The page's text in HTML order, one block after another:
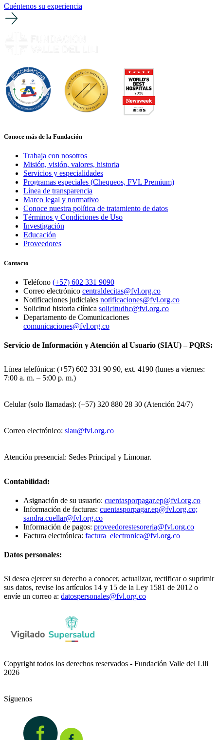
Cuéntenos su experiencia
Conoce más de la Fundación
Trabaja con nosotros
Misión, visión, valores, historia
Servicios y especialidades
Programas especiales (Chequeos, FVL Premium)
Línea de transparencia
Marco legal y normativo
Conoce nuestra política de tratamiento de datos
Términos y Condiciones de Uso
Investigación
Educación
Proveedores
Contacto
Teléfono (+57) 602 331 9090
Correo electrónico centraldecitas@fvl.org.co
Notificaciones judiciales notificaciones@fvl.org.co
Solicitud historia clínica solicitudhc@fvl.org.co
Departamento de Comunicaciones
comunicaciones@fvl.org.co
Servicio de Información y Atención al Usuario (SIAU) – PQRS:
Línea telefónica: (+57) 602 331 90 90, ext. 4190 (lunes a viernes:
7:00 a. m. – 5:00 p. m.)
Celular (solo llamadas): (+57) 320 880 28 30 (Atención 24/7)
Correo electrónico: siau@fvl.org.co
Atención presencial: Sedes Principal y Limonar.
Contabilidad:
Asignación de su usuario: cuentasporpagar.ep@fvl.org.co
Información de facturas: cuentasporpagar.ep@fvl.org.co;
sandra.cuellar@fvl.org.co
Información de pagos: proveedorestesoreria@fvl.org.co
Factura electrónica: factura_electronica@fvl.org.co
Datos personales:
Si desea ejercer su derecho a conocer, actualizar, rectificar o suprimir
sus datos, revise los artículos 14 y 15 de la Ley 1581 de 2012 o
envíe un correo a: datospersonales@fvl.org.co
Copyright todos los derechos reservados - Fundación Valle del Lili
2026
Síguenos